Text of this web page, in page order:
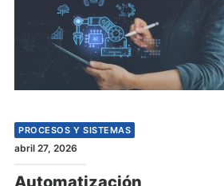
PROCESOS Y SISTEMAS
abril 27, 2026
Automatización